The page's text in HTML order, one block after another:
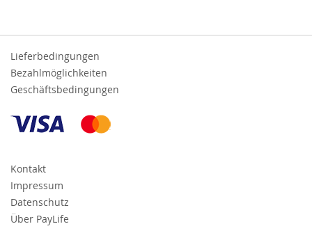
Lieferbedingungen
Bezahlmöglichkeiten
Geschäftsbedingungen
Kontakt
Impressum
Datenschutz
Über PayLife